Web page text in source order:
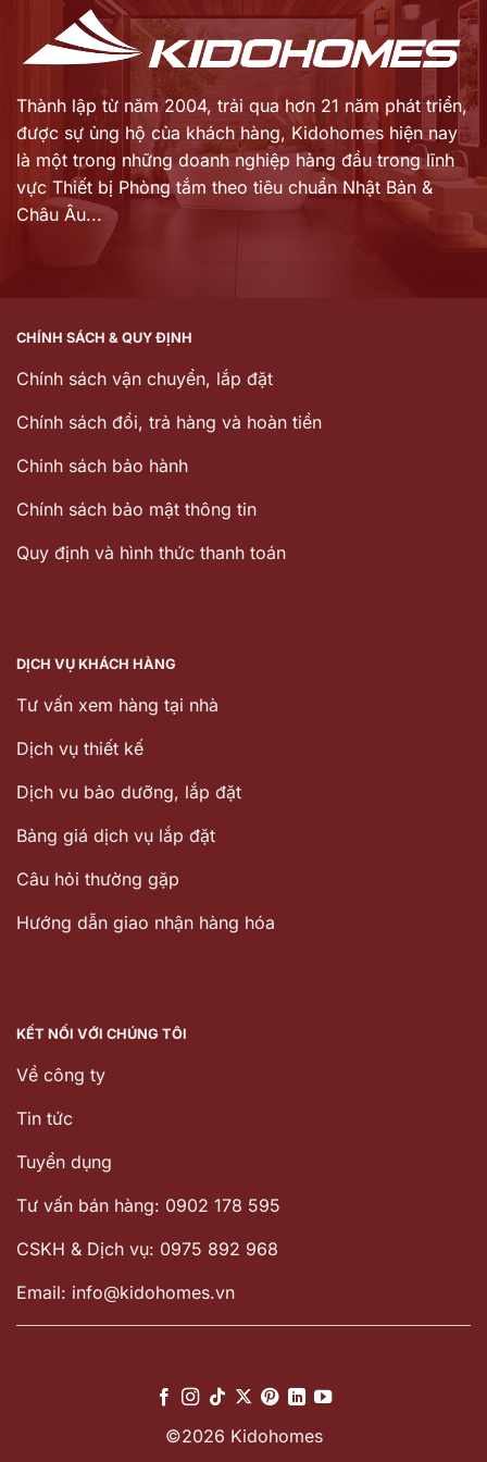
Thành lập từ năm 2004, trải qua hơn 21 năm phát triển,
được sự ủng hộ của khách hàng, Kidohomes hiện nay
là một trong những doanh nghiệp hàng đầu trong lĩnh
vực Thiết bị Phòng tắm theo tiêu chuẩn Nhật Bản &
Châu Âu...
CHÍNH SÁCH & QUY ĐỊNH
Chính sách vận chuyển, lắp đặt
Chính sách đổi, trả hàng và hoàn tiền
Chinh sách bảo hành
Chính sách bảo mật thông tin
Quy định và hình thức thanh toán
DỊCH VỤ KHÁCH HÀNG
Tư vấn xem hàng tại nhà
Dịch vụ thiết kế
Dịch vu bảo dưỡng, lắp đặt
Bảng giá dịch vụ lắp đặt
Câu hỏi thường gặp
Hướng dẫn giao nhận hàng hóa
KẾT NỐI VỚI CHÚNG TÔI
Về công ty
Tin tức
Tuyển dụng
Tư vấn bán hàng: 0902 178 595
CSKH & Dịch vụ: 0975 892 968
Email: info@kidohomes.vn
©2026 Kidohomes